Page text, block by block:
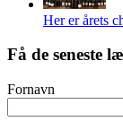
Her er årets
Få de seneste
Fornavn